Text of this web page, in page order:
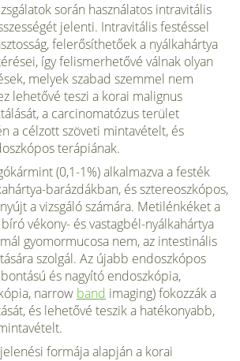
so­rán használatos intravitális
jelenti. Intravitális festéssel
felerősíthetőek a nyálkahártya
így felismerhetővé válnak olyan
melyek szabad szemmel nem
lehető­vé teszi a korai malignus
a carcinomatózus terület
a célzott szöveti mintavételt, és
terápiának.
(0,1-1%) alkalmazva a festék
barázdákban, és sztereoszkópos,
a vizsgáló számára. Metilénkéket a
vékony- és vas­tagbél-nyálkahártya
gyomormucosa nem, az intestinális
szolgál. Az újabb endoszkópos
és nagyító endoszkópia,
narrow band imaging) fokozzák a
és lehetővé teszik a hatékonyabb,
formája alapján a korai